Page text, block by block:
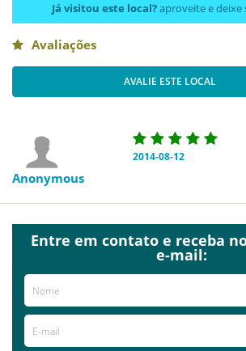
Já visitou este local?aproveite e deixe
Avaliações
AVALIE ESTE LOCAL
Anonymous
2014-08-12
Entre em contato e receba
e-mail: